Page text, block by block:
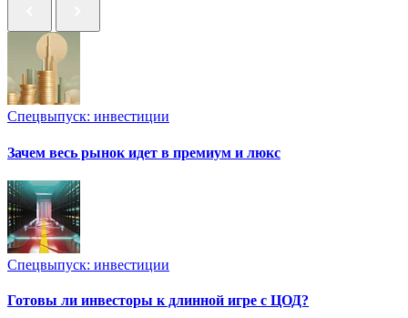
Спецвыпуск: инвестиции
Зачем весь рынок идет в премиум и люкс
Спецвыпуск: инвестиции
Готовы ли инвесторы к длинной игре с ЦОД?